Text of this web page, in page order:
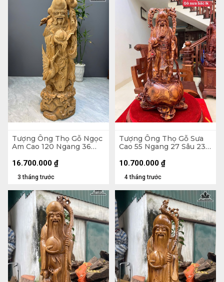
Tượng Ông Thọ Gỗ Ngọc
Am Cao 120 Ngang 36
3 tháng trước
16.700.000 ₫
Tượng Ông Thọ Gỗ Sưa
Cao 55 Ngang 27 Sâu 23
4 tháng trước
10.700.000 ₫